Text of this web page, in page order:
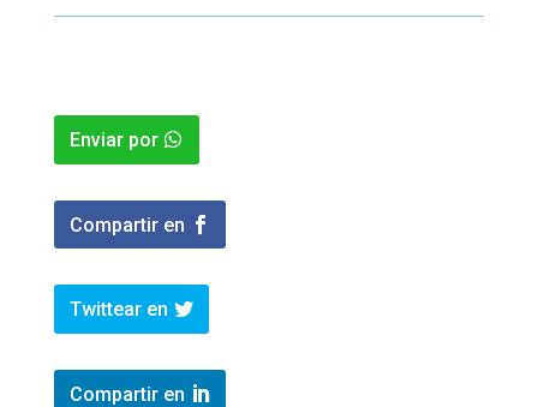
Enviar por
Compartir en
Twittear en
Compartir en